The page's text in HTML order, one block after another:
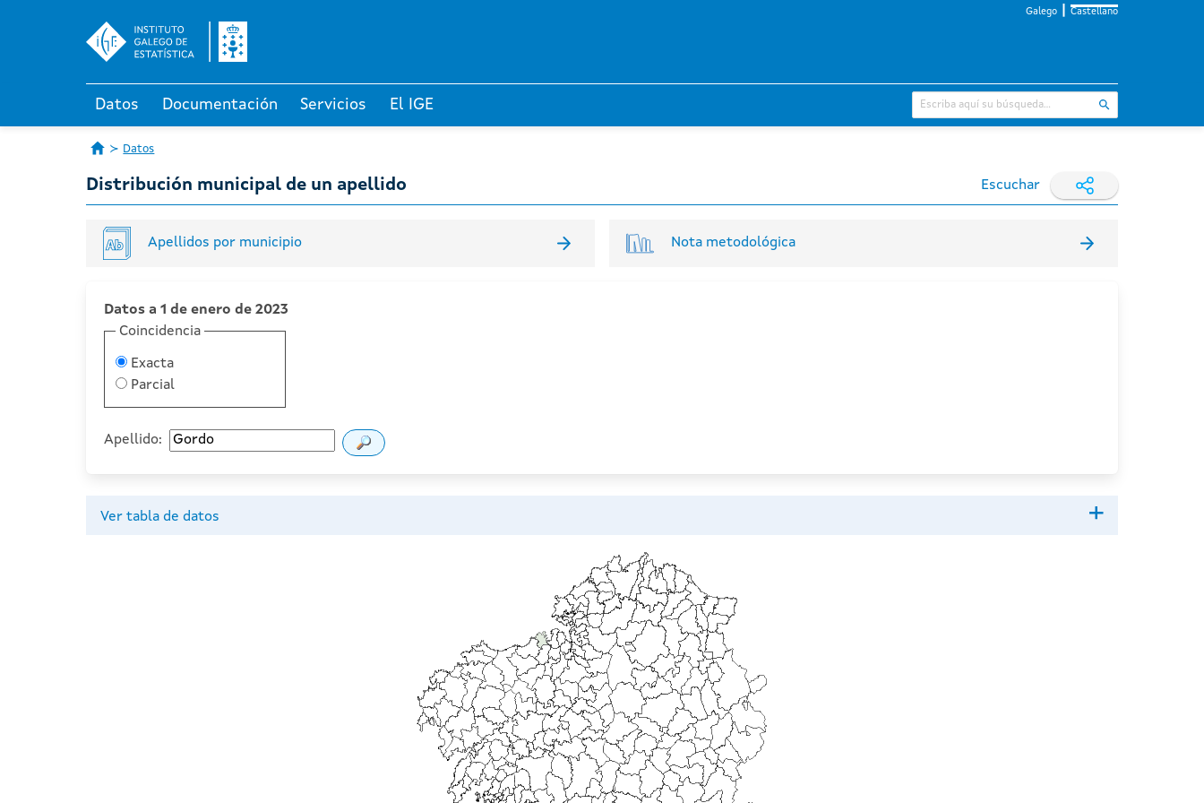
Galego Castellano
Datos Documentación Servicios El IGE
Datos
Distribución municipal de un apellido Escuchar
Apellidos por municipio Nota metodológica
Datos a 1 de enero de 2023
Coincidencia
Exacta
Parcial
Apellido:
Ver tabla de datos